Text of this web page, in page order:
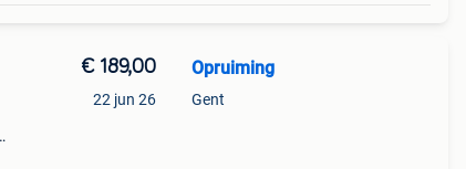
€ 189,00
22 jun 26
Opruiming
Gent